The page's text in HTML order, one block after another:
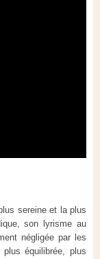
sereine et la plus
son lyrisme au
négligée par les
équilibrée, plus